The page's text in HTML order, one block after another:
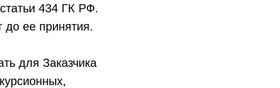
434 ГК РФ.
ее принятия.
для Заказчика